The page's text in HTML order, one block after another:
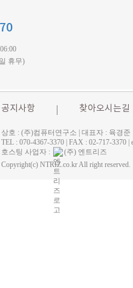
휴무)
공지사항 찾아오시는길
상호 : (주)컴퓨터연구소 | 대표자 : 육경
TEL : 070-4367-3370 | FAX : 02-717-
호스팅 사업자 :
(주) 엔트리즈
Copyright(c) NTRIZ.co.kr All right reserved.